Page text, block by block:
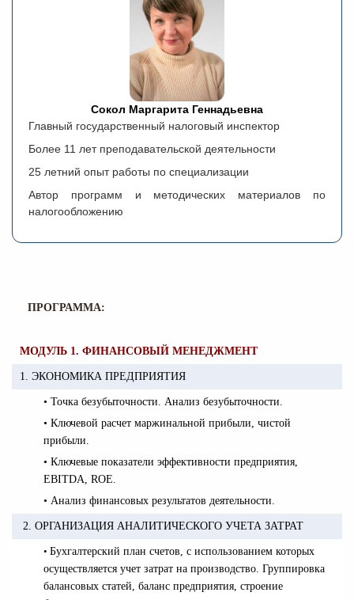
Сокол Маргарита Геннадьевна
Главный государственный налоговый инспектор
Более 11 лет преподавательской деятельности
25 летний опыт работы по специализации
Автор программ и методических материалов по
налогообложению
ПРОГРАММА:
МОДУЛЬ 1. ФИНАНСОВЫЙ МЕНЕДЖМЕНТ
1. ЭКОНОМИКА ПРЕДПРИЯТИЯ
• Точка безубыточности. Анализ безубыточности.
• Ключевой расчет маржинальной прибыли, чистой
прибыли.
• Ключевые показатели эффективности предприятия,
EBITDA, ROE.
• Анализ финансовых результатов деятельности.
2. ОРГАНИЗАЦИЯ АНАЛИТИЧЕСКОГО УЧЕТА ЗАТРАТ
• Бухгалтерский план счетов, с использованием которых
осуществляется учет затрат на производство. Группировка
балансовых статей, баланс предприятия, строение